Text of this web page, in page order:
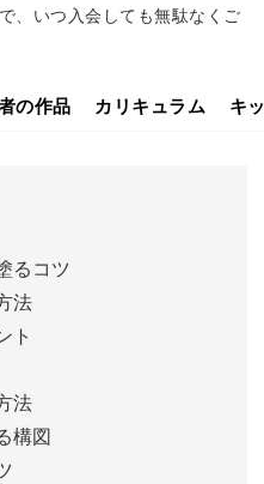
、いつ入会しても無駄なくご
の作品 カリキュラム キ
るコツ
法
ト
法
構図